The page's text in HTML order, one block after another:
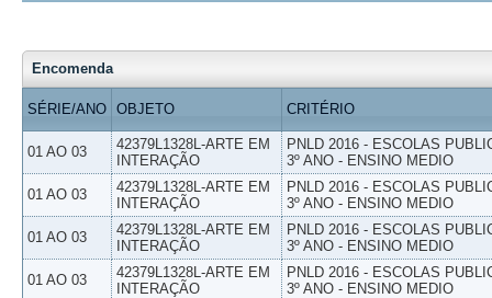
Encomenda
SÉRIE/ANO OBJETO CRITÉRIO
01 AO 03
42379L1328L-ARTE EM
INTERAÇÃO
PNLD 2016 - ESCOLAS
3º ANO - ENSINO MEDIO
01 AO 03
42379L1328L-ARTE EM
INTERAÇÃO
PNLD 2016 - ESCOLAS
3º ANO - ENSINO MEDIO
01 AO 03
42379L1328L-ARTE EM
INTERAÇÃO
PNLD 2016 - ESCOLAS
3º ANO - ENSINO MEDIO
01 AO 03
42379L1328L-ARTE EM
INTERAÇÃO
PNLD 2016 - ESCOLAS
3º ANO - ENSINO MEDIO